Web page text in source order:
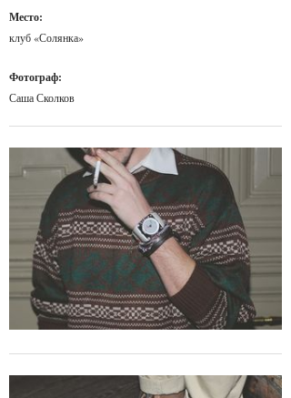
Место:
клуб «Солянка»
Фотограф:
Саша Сколков